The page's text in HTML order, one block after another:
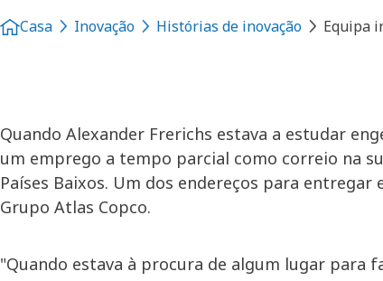
Casa Inovação Histórias de inovação Equipa
Quando Alexander Frerichs estava a estudar
um emprego a tempo parcial como correio na
Países Baixos. Um dos endereços para
Grupo Atlas Copco.
"Quando estava à procura de algum lugar para